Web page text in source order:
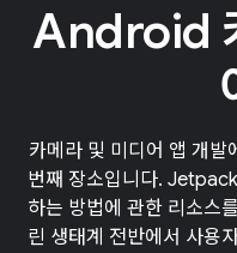
Android
카메라 및 미디어 앱 개발
번째 장소입니다.
하는 방법에 관한 리소스
린 생태계 전반에서 사용